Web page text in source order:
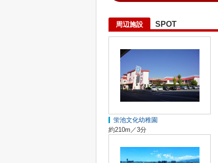
周辺施設 SPOT
蛍池文化幼稚園
約210m／3分